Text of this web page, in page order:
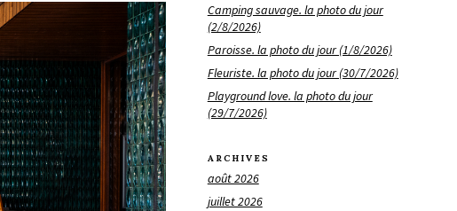
Camping sauvage. la photo du jour
(2/8/2026)
Paroisse. la photo du jour (1/8/2026)
Fleuriste. la photo du jour (30/7/2026)
Playground love. la photo du jour
(29/7/2026)
ARCHIVES
août 2026
juillet 2026